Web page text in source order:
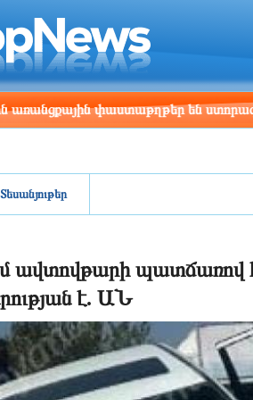
Beijing
14:00
փաստաթղթեր են ստորագրել
Տեսանյութեր
ավտովթարի պատճառով
է. ԱՆ